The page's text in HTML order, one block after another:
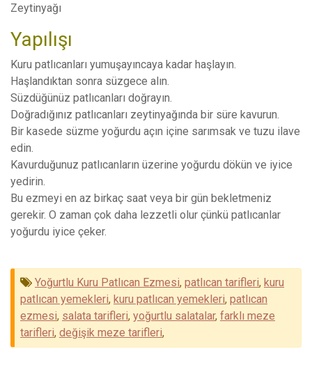
Zeytinyağı
Yapılışı
Kuru patlıcanları yumuşayıncaya kadar haşlayın.
Haşlandıktan sonra süzgece alın.
Süzdüğünüz patlıcanları doğrayın.
Doğradığınız patlıcanları zeytinyağında bir süre kavurun.
Bir kasede süzme yoğurdu açın içine sarımsak ve tuzu ilave
edin.
Kavurduğunuz patlıcanların üzerine yoğurdu dökün ve iyice
yedirin.
Bu ezmeyi en az birkaç saat veya bir gün bekletmeniz
gerekir. O zaman çok daha lezzetli olur çünkü patlıcanlar
yoğurdu iyice çeker.
Yoğurtlu Kuru Patlıcan Ezmesi, patlıcan tarifleri, kuru
patlıcan yemekleri, kuru patlıcan yemekleri, patlıcan
ezmesi, salata tarifleri, yoğurtlu salatalar, farklı meze
tarifleri, değişik meze tarifleri,